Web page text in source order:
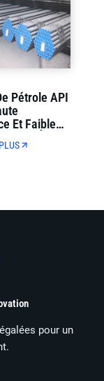
Pétrole API
Et Faible
Pour Le
pour un